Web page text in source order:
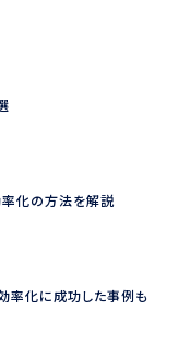
率化の方法を解説
率化に成功した事例も